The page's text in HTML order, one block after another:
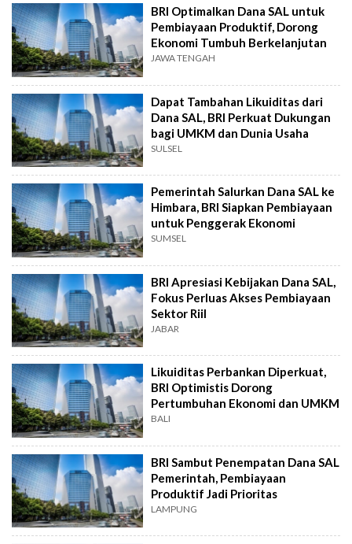
BRI Optimalkan Dana SAL untuk
Pembiayaan Produktif, Dorong
Ekonomi Tumbuh Berkelanjutan
JAWA TENGAH
Dapat Tambahan Likuiditas dari
Dana SAL, BRI Perkuat Dukungan
bagi UMKM dan Dunia Usaha
SULSEL
Pemerintah Salurkan Dana SAL ke
Himbara, BRI Siapkan Pembiayaan
untuk Penggerak Ekonomi
SUMSEL
BRI Apresiasi Kebijakan Dana SAL,
Fokus Perluas Akses Pembiayaan
Sektor Riil
JABAR
Likuiditas Perbankan Diperkuat,
BRI Optimistis Dorong
Pertumbuhan Ekonomi dan UMKM
BALI
BRI Sambut Penempatan Dana SAL
Pemerintah, Pembiayaan
Produktif Jadi Prioritas
LAMPUNG